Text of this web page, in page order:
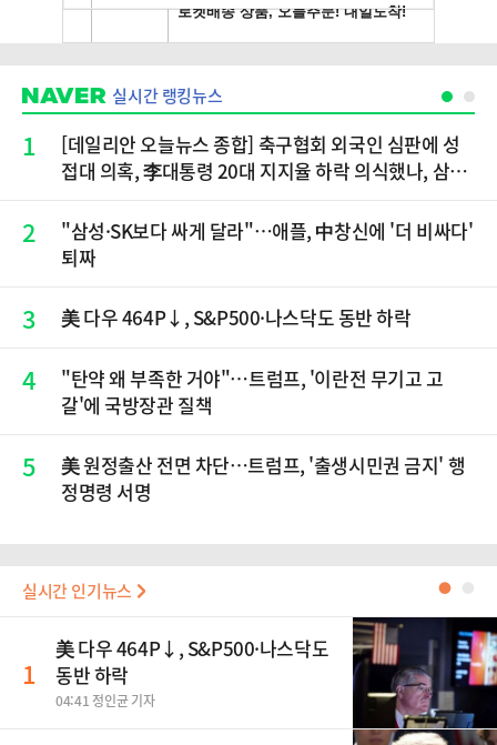
실시간 랭킹뉴스
1
[데일리안 오늘뉴스 종합] 축구협회 외국인 심판에 성
접대 의혹, 李대통령 20대 지지율 하락 의식했나, 삼전
재점화, 김민석 "과반 승리 가능성 99%" 등
2
"삼성·SK보다 싸게 달라"…애플, 中창신에 '더 비싸다'
퇴짜
3 美 다우 464P↓, S&P500·나스닥도 동반 하락
4
"탄약 왜 부족한 거야"…트럼프, '이란전 무기고 고
갈'에 국방장관 질책
5
美 원정출산 전면 차단…트럼프, '출생시민권 금지' 행
정명령 서명
실시간 인기뉴스 ●
1
美 다우 464P↓, S&P500·나스닥도
동반 하락
04:41 정인균 기자